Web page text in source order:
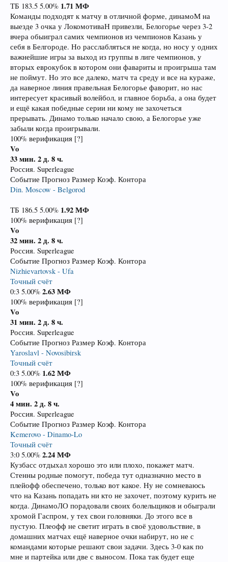
ТБ 183.5 5.00% 1.71МФ
Команды подходят к матчу в отличной форме, динамоМ на
выезде 3 очка у ЛокомотиваН привезли, Белогорье через 3-2
вчера обыиграл самих чемпионов из чемпионов Казань у
себя в Белгороде. Но расслабляться не когда, но носу у одних
важнейшие игры за выход из группы в лиге чемпионов, у
вторых еврокубок в котором они фавариты и проигрыша там
не поймут. Но это все далеко, матч та среду и все на кураже,
да наверное линия правельная Белогорье фаворит, но нас
интересует красивый волейбол, и главное борьба, а она будет
и ещё какая победные серии ни кому не захочеться
прерывать. Динамо только начало свою, а Белогорье уже
забыли когда проигрывали.
100% верификация [?]
Vo
33 мин. 2 д. 8 ч.
Россия. Superleague
Событие Прогноз Размер Коэф. Контора
Din. Moscow - Belgorod
ТБ 186.5 5.00% 1.92МФ
100% верификация [?]
Vo
32 мин. 2 д. 8 ч.
Россия. Superleague
Событие Прогноз Размер Коэф. Контора
Nizhievartovsk - Ufa
Точный счёт
0:3 5.00% 2.63МФ
100% верификация [?]
Vo
31 мин. 2 д. 8 ч.
Россия. Superleague
Событие Прогноз Размер Коэф. Контора
Yaroslavl - Novosibirsk
Точный счёт
0:3 5.00% 1.62МФ
100% верификация [?]
Vo
4 мин. 2 д. 8 ч.
Россия. Superleague
Событие Прогноз Размер Коэф. Контора
Kemerovo - Dinamo-Lo
Точный счёт
3:0 5.00% 2.24МФ
Кузбасс отдыхал хорошо это или плохо, покажет матч.
Стенны родные помогут, победа тут одназначно место в
плейофф обеспечено, только вот какое. Ну не сомневаюсь
что на Казань попадать ни кто не захочет, поэтому курить не
когда. ДинамоЛО порадовали своих болельщиков и обыграли
хромой Гаспром, у тех свои головняки. До этого все в
пустую. Плеофф не светит играть в своё удовольствие, в
домашних матчах ещё наверное очки набирут, но не с
командами которые решают свои задачи. Здесь 3-0 как по
мне и партейка или две с выносом. Пока так будет еще